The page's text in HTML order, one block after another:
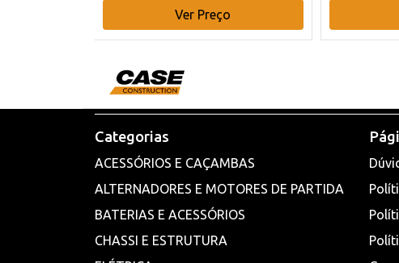
Ver Preço
Categorias
ACESSÓRIOS E CAÇAMBAS
ALTERNADORES E MOTORES DE PARTIDA
BATERIAS E ACESSÓRIOS
CHASSI E ESTRUTURA